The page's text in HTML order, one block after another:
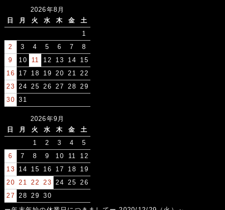
2026年8月
日
月 火 水 木 金
土
1
2
3 4 5 6 7
8
9
10 11 12 13 14
15
16
17 18 19 20 21
22
23
24 25 26 27 28
29
30
31
2026年9月
日
月 火 水 木 金
土
1
2 3 4
5
6
7 8 9 10 11
12
13
14 15 16 17 18
19
20
21 22 23 24 25
26
27
28 29 30